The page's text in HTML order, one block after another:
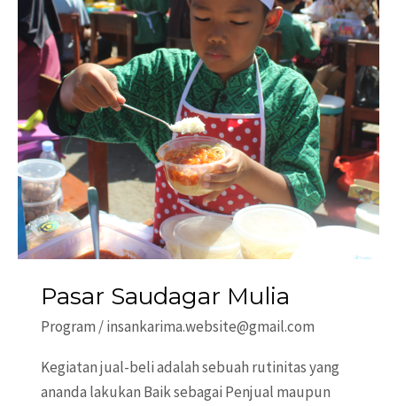
Pasar Saudagar Mulia
Program /insankarima.website@gmail.com
Kegiatan jual-beli adalah sebuah rutinitas yang
ananda lakukan Baik sebagai Penjual maupun